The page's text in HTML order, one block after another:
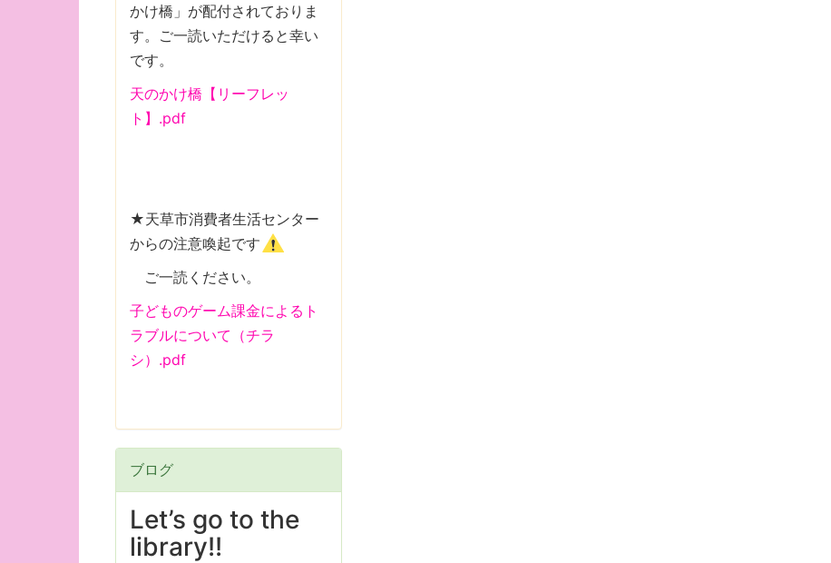
かけ橋」が配付されておりま
す。ご一読いただけると幸い
です。
天のかけ橋【リーフレッ
ト】.pdf
★天草市消費者生活センター
からの注意喚起です
ご一読ください。
子どものゲーム課金によるト
ラブルについて（チラ
シ）.pdf
ブログ
Let’s go to the
library!!